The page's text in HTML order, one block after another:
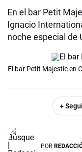
En el bar Petit
Ignacio
noche especial de
El bar Petit Majestic en
+
POR